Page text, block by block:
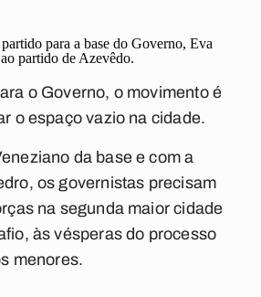
para a base do Governo, Eva
partido de Azevêdo.
o Governo, o movimento é
o espaço vazio na cidade.
da base e com a
os governistas precisam
na segunda maior cidade
às vésperas do processo
menores.